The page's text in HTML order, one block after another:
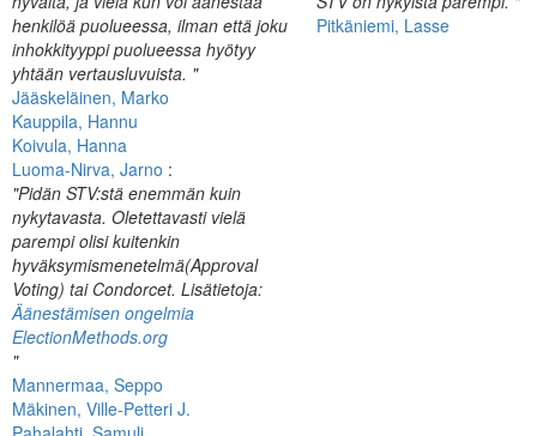
henkilöä puolueessa, ilman että joku
inhokkityyppi puolueessa hyötyy
yhtään vertausluvuista. "
Jääskeläinen, Marko
Kauppila, Hannu
Koivula, Hanna
Luoma-Nirva, Jarno :
"Pidän STV:stä enemmän kuin
nykytavasta. Oletettavasti vielä
parempi olisi kuitenkin
hyväksymismenetelmä(Approval
Voting) tai Condorcet. Lisätietoja:
Äänestämisen ongelmia
ElectionMethods.org
"
Mannermaa, Seppo
Mäkinen, Ville-Petteri J.
Pitkäniemi, Lasse